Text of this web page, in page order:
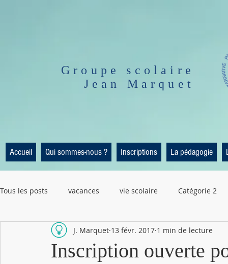
Groupe scolaire
Jean Marquet
Accueil Qui sommes-nous ? Inscriptions La pédagogie
Tous les posts vacances vie scolaire Catégorie 2
Inscription ouverte
J. Marquet 13 févr. 2017 1 min de lecture